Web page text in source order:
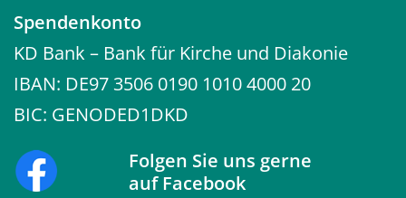
0202 49666-18 (Gerontopsychiatrische
Tageskliniken GPZ), 0202 49666-23
(Psychiatrische Tageskliniken)
Mehr Infos
Psychiatrische Tagesklinik Wuppertal-
Hofkamp 31-35
42103 Wuppertal-Elberfeld
0202 98069-0
Spendenkonto
KD Bank – Bank für Kirche und Diakonie
IBAN: DE97 3506 0190 1010 4000 20
BIC: GENODED1DKD
Folgen Sie uns gerne
aufFacebook